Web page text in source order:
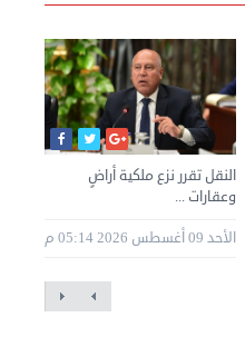
النقل تقرر نزع ملكية أراضٍ
وعقارات ...
الأحد 09 أغسطس 2026 05:14 م